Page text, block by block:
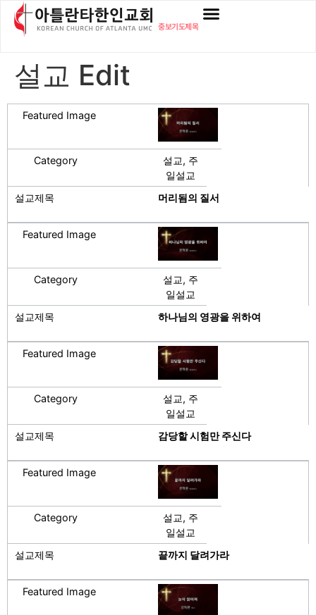
content
중보기도제목
설교 Edit
설교, 주
일설교
머리됨의 질서
설교, 주
일설교
하나님의 영광을 위하여
설교, 주
일설교
감당할 시험만 주신다
설교, 주
일설교
끝까지 달려가라